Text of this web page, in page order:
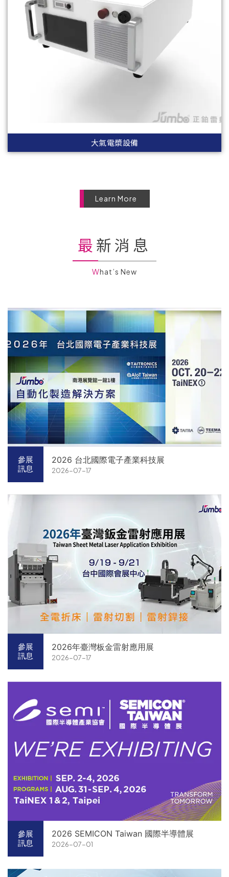
大氣電漿設備
Learn More
最新消息
What’s New
參展
訊息
2026 台北國際電子產業科技展
2026-07-17
參展
訊息
2026年臺灣板金雷射應用展
2026-07-17
參展
訊息
2026 SEMICON Taiwan 國際半導體展
2026-07-01